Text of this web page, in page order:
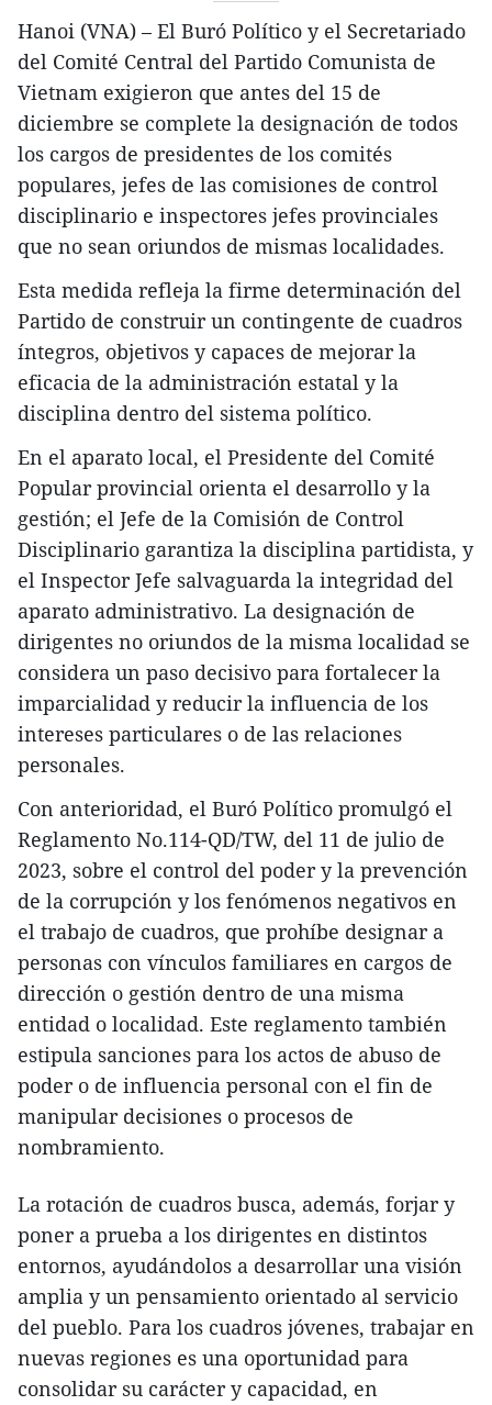
Hanoi (VNA) – El Buró Político y el Secretariado
del Comité Central del Partido Comunista de
Vietnam exigieron que antes del 15 de
diciembre se complete la designación de todos
los cargos de presidentes de los comités
populares, jefes de las comisiones de control
disciplinario e inspectores jefes provinciales
que no sean oriundos de mismas localidades.
Esta medida refleja la firme determinación del
Partido de construir un contingente de cuadros
íntegros, objetivos y capaces de mejorar la
eficacia de la administración estatal y la
disciplina dentro del sistema político.
En el aparato local, el Presidente del Comité
Popular provincial orienta el desarrollo y la
gestión; el Jefe de la Comisión de Control
Disciplinario garantiza la disciplina partidista, y
el Inspector Jefe salvaguarda la integridad del
aparato administrativo. La designación de
dirigentes no oriundos de la misma localidad se
considera un paso decisivo para fortalecer la
imparcialidad y reducir la influencia de los
intereses particulares o de las relaciones
personales.
Con anterioridad, el Buró Político promulgó el
Reglamento No.114-QD/TW, del 11 de julio de
2023, sobre el control del poder y la prevención
de la corrupción y los fenómenos negativos en
el trabajo de cuadros, que prohíbe designar a
personas con vínculos familiares en cargos de
dirección o gestión dentro de una misma
entidad o localidad. Este reglamento también
estipula sanciones para los actos de abuso de
poder o de influencia personal con el fin de
manipular decisiones o procesos de
nombramiento.
La rotación de cuadros busca, además, forjar y
poner a prueba a los dirigentes en distintos
entornos, ayudándolos a desarrollar una visión
amplia y un pensamiento orientado al servicio
del pueblo. Para los cuadros jóvenes, trabajar en
nuevas regiones es una oportunidad para
consolidar su carácter y capacidad, en